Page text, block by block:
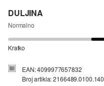
DULJINA
Normalno
Kratko
EAN: 4099977657832
Broj artikla: 2166489.0100.140